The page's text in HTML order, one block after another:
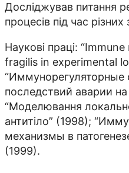
Досліджував питання
процесів під час
Наукові праці:
fragilis in experimental
“Иммунорегуляторные
последствий аварии
“Моделювання
антитіло” (1998);
механизмы в
(1999).